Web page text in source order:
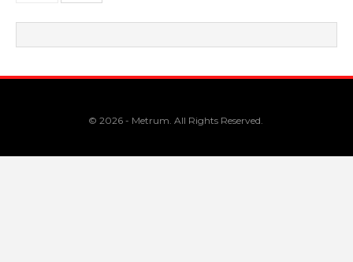
© 2026 - Metrum. All Rights Reserved.